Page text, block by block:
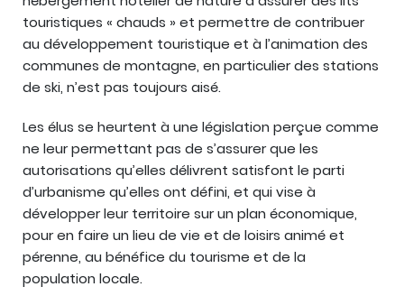
touristiques « chauds » et permettre de contribuer
au développement touristique et à l’animation des
communes de montagne, en particulier des stations
de ski, n’est pas toujours aisé.
Les élus se heurtent à une législation perçue comme
ne leur permettant pas de s’assurer que les
autorisations qu’elles délivrent satisfont le parti
d’urbanisme qu’elles ont défini, et qui vise à
développer leur territoire sur un plan économique,
pour en faire un lieu de vie et de loisirs animé et
pérenne, au bénéfice du tourisme et de la
population locale.